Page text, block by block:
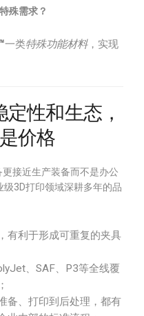
殊需求？
一类特殊功能材料，实现
性和生态，
价格
更接近生产装备而不是办公
级3D打印领域深耕多年的品
有利于形成可重复的夹具
、SAF、P3等全线覆
备、打印到后处理，都有